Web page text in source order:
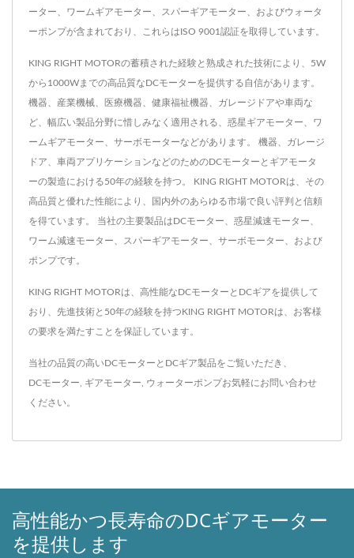
ーター、ワームギアモーター、スパーギアモーター、およびウォータ
ーポンプが含まれており、これらはISO 9001認証を取得しています。
KING RIGHT MOTORの蓄積された経験と熟成された技術により、5W
から1000Wまでの高品質なDCモーターを提供する自信があります。
機器、産業機械、医療機器、健康福祉機器、ガレージドアや車両な
ど、幅広い製品分野に惜しみなく適用される、惑星ギアモーター、ワ
ームギアモーター、サーボモーターなどがあります。 機器、ガレージ
ドア、車両アプリケーションなどのためのDCモーターとギアモータ
ーの製造における50年の経験を持つ。 KING RIGHT MOTORは、その
高品質と優れた性能により、国内外のあらゆる市場で良い評判と信頼
を得ています。 当社の主要製品はDCモーター、惑星減速モーター、
ワーム減速モーター、スパーギアモーター、サーボモーター、および
ポンプです。
KING RIGHT MOTORは、高性能なDCモーターとDCギアを提供して
おり、先進技術と50年の経験を持つKING RIGHT MOTORは、お客様
の要求を満たすことを保証しています。
当社の品質の高いDCモーターとDCギア製品をご覧いただき、
DCモーター ギアモーター ウォーターポンプお気軽にお問い合わせ
ください。
高性能かつ長寿命のDCギアモーター
を提供します